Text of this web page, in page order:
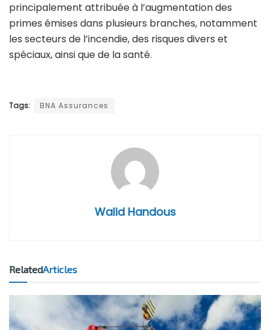
principalement attribuée à l’augmentation des
primes émises dans plusieurs branches, notamment
les secteurs de l’incendie, des risques divers et
spéciaux, ainsi que de la santé.
Tags: BNA Assurances
Walid Handous
RelatedArticles